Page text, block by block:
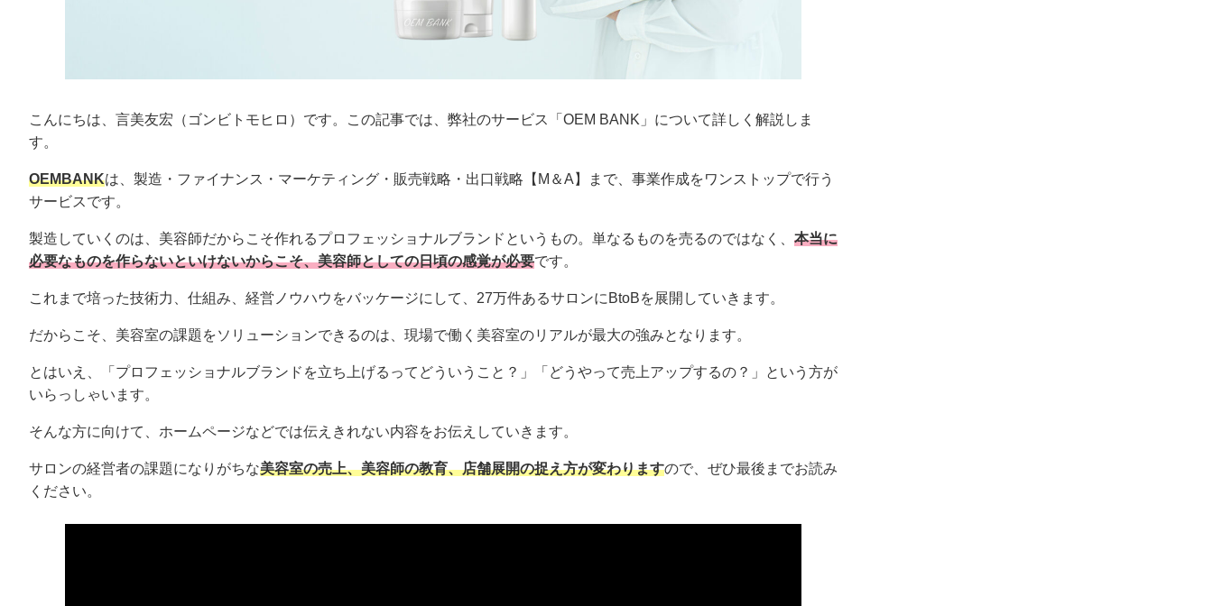
こんにちは、言美友宏（ゴンビトモヒロ）です。この記事では、弊社のサービス「OEM BANK」について詳しく解説しま
す。
OEMBANKは、製造・ファイナンス・マーケティング・販売戦略・出口戦略【M＆A】まで、事業作成をワンストップで行う
サービスです。
製造していくのは、美容師だからこそ作れるプロフェッショナルブランドというもの。単なるものを売るのではなく、 本当に
必要なものを作らないといけないからこそ、美容師としての日頃の感覚が必要です。
これまで培った技術力、仕組み、経営ノウハウをバッケージにして、27万件あるサロンにBtoBを展開していきます。
だからこそ、美容室の課題をソリューションできるのは、現場で働く美容室のリアルが最大の強みとなります。
とはいえ、「プロフェッショナルブランドを立ち上げるってどういうこと？」「どうやって売上アップするの？」という方が
いらっしゃいます。
そんな方に向けて、ホームページなどでは伝えきれない内容をお伝えしていきます。
サロンの経営者の課題になりがちな美容室の売上、美容師の教育、店舗展開の捉え方が変わりますので、ぜひ最後までお読み
ください。